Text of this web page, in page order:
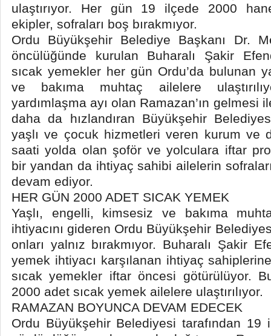
ulaştırıyor. Her gün 19 ilçede 2000
ekipler, sofraları boş bırakmıyor.
Ordu Büyükşehir Belediye Başkanı Dr.
öncülüğünde kurulan Buharalı Şakir
sıcak yemekler her gün Ordu’da bulunan
ve bakıma muhtaç ailelere
yardımlaşma ayı olan Ramazan’ın gelmesi
daha da hızlandıran Büyükşehir
yaşlı ve çocuk hizmetleri veren kurum ve
saati yolda olan şoför ve yolculara iftar
bir yandan da ihtiyaç sahibi ailelerin
devam ediyor.
HER GÜN 2000 ADET SICAK YEMEK
Yaşlı, engelli, kimsesiz ve bakıma
ihtiyacını gideren Ordu Büyükşehir
onları yalnız bırakmıyor. Buharalı Şakir
yemek ihtiyacı karşılanan ihtiyaç
sıcak yemekler iftar öncesi götürülüyor.
2000 adet sıcak yemek ailelere ulaştırılıyor.
RAMAZAN BOYUNCA DEVAM EDECEK
Ordu Büyükşehir Belediyesi tarafından 19